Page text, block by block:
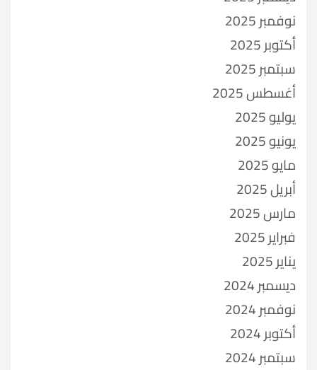
نوفمبر 2025
أكتوبر 2025
سبتمبر 2025
أغسطس 2025
يوليو 2025
يونيو 2025
مايو 2025
أبريل 2025
مارس 2025
فبراير 2025
يناير 2025
ديسمبر 2024
نوفمبر 2024
أكتوبر 2024
سبتمبر 2024